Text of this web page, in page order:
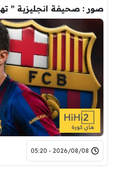
صور : صحيفة انجليزية ”
2026/08/08 - 05:20